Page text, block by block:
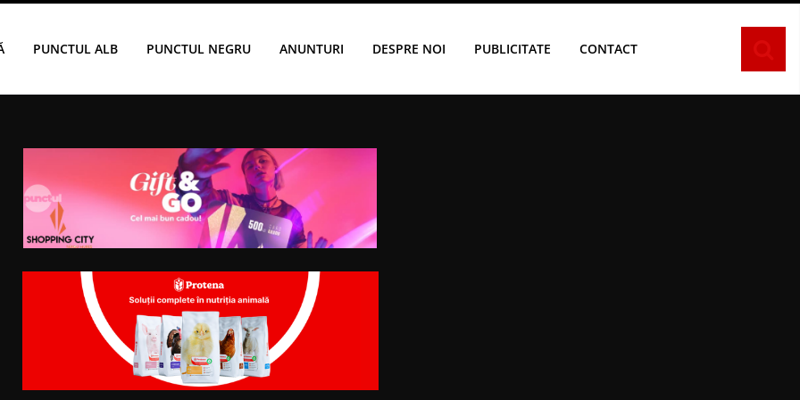
PUNCTUL ALB PUNCTUL NEGRU ANUNTURI DESPRE NOI PUBLICITATE CONTACT